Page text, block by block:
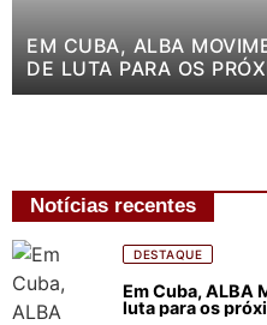
EM CUBA, ALBA
DE LUTA PARA OS
Notícias recentes
DESTAQUE
Em Cuba, ALBA
luta para os